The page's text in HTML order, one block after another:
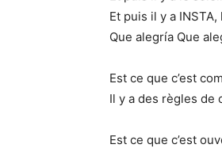
Et puis il y a
Que alegría Que
Est ce que c’est
Il y a des règles de
Est ce que c’est